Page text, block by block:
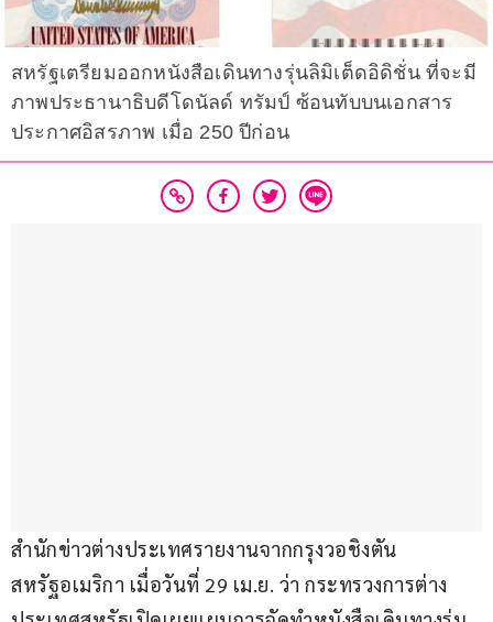
สหรัฐเตรียมออกหนังสือเดินทางรุ่นลิมิเต็ดอิดิชั่น ที่จะมี
ภาพประธานาธิบดีโดนัลด์ ทรัมป์ ซ้อนทับบนเอกสาร
ประกาศอิสรภาพ เมื่อ 250 ปีก่อน
สำนักข่าวต่างประเทศรายงานจากกรุงวอชิงตัน
สหรัฐอเมริกา เมื่อวันที่ 29 เม.ย. ว่า กระทรวงการต่าง